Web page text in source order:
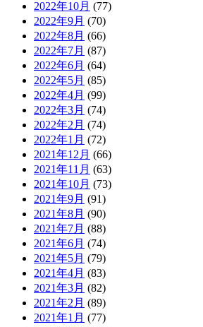
2022年10月 (77)
2022年9月 (70)
2022年8月 (66)
2022年7月 (87)
2022年6月 (64)
2022年5月 (85)
2022年4月 (99)
2022年3月 (74)
2022年2月 (74)
2022年1月 (72)
2021年12月 (66)
2021年11月 (63)
2021年10月 (73)
2021年9月 (91)
2021年8月 (90)
2021年7月 (88)
2021年6月 (74)
2021年5月 (79)
2021年4月 (83)
2021年3月 (82)
2021年2月 (89)
2021年1月 (77)